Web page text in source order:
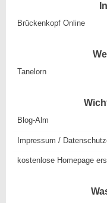
Brückenkopf Online
Tanelorn
Blog-Alm
Impressum /
kostenlose Homepage